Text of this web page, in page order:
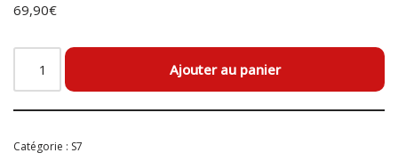
69,90€
Ajouter au panier
Catégorie : S7